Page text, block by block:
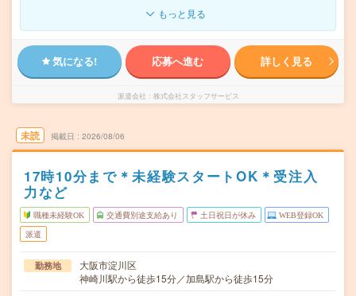
もっと見る
気になる! 応募へ進む 詳しく見る
派遣会社 株式会社スタッフサービス
未読 掲載日 2026/08/06
17時10分まで＊未経験スタートOK＊受注入
力など
職種未経験OK 交通費別途支給あり 土日祝日が休み WEB登録OK
派遣
勤務地
大阪市淀川区
神崎川駅から徒歩15分／加島駅から徒歩15分